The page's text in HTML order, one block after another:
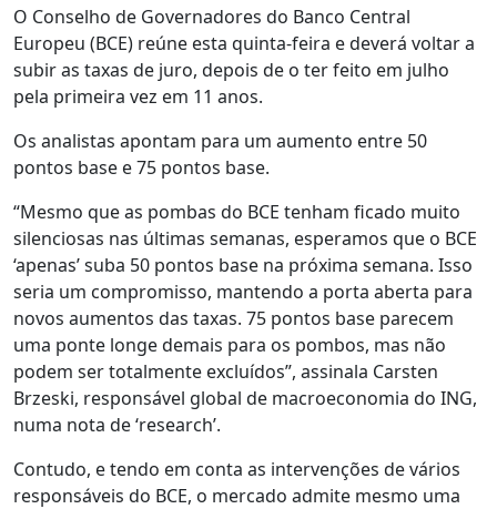
O Conselho de Governadores do Banco Central
Europeu (BCE) reúne esta quinta-feira e deverá voltar a
subir as taxas de juro, depois de o ter feito em julho
pela primeira vez em 11 anos.
Os analistas apontam para um aumento entre 50
pontos base e 75 pontos base.
“Mesmo que as pombas do BCE tenham ficado muito
silenciosas nas últimas semanas, esperamos que o BCE
‘apenas’ suba 50 pontos base na próxima semana. Isso
seria um compromisso, mantendo a porta aberta para
novos aumentos das taxas. 75 pontos base parecem
uma ponte longe demais para os pombos, mas não
podem ser totalmente excluídos”, assinala Carsten
Brzeski, responsável global de macroeconomia do ING,
numa nota de ‘research’.
Contudo, e tendo em conta as intervenções de vários
responsáveis do BCE, o mercado admite mesmo uma